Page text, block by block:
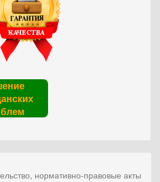
нормативно-правовые акты